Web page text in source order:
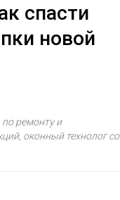
спасти
новой
ремонту и
оконный технолог со